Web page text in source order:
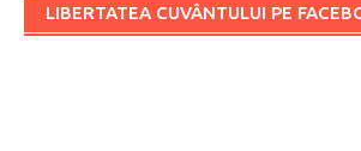
LIBERTATEA CUVÂNTULUI PE